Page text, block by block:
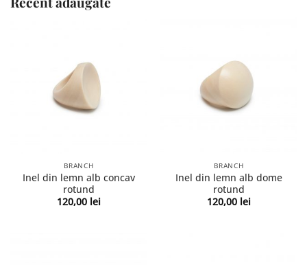
BRANCH
Inel din lemn alb concav
rotund
120,00 lei
BRANCH
Inel din lemn alb dome
rotund
120,00 lei